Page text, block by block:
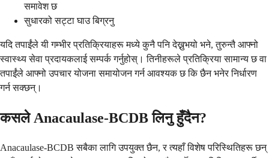
समावेश छ
सुधारको सट्टा घाउ बिग्रनु
यदि तपाईंले यी गम्भीर प्रतिक्रियाहरू मध्ये कुनै पनि देख्नुभयो भने, तुरुन्तै आफ्नो
स्वास्थ्य सेवा प्रदायकलाई सम्पर्क गर्नुहोस्। तिनीहरूले प्रतिक्रिया सामान्य छ वा
तपाईंले आफ्नो उपचार योजना समायोजन गर्न आवश्यक छ कि छैन भनेर निर्धारण
गर्न सक्छन्।
कसले Anacaulase-BCDB लिनु हुँदैन?
Anacaulase-BCDB सबैका लागि उपयुक्त छैन, र त्यहाँ विशेष परिस्थितिहरू छन्